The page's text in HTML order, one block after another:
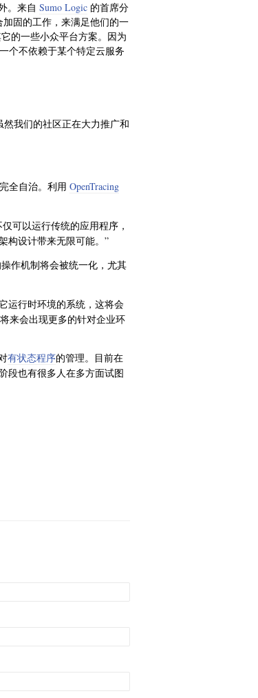
。来自 Sumo Logic 的首席分
固的工作，来满足他们的一
的一些小众平台方案。因为
个不依赖于某个特定云服务
然我们的社区正在大力推广和
全自治。利用 OpenTracing
可以运行传统的应用程序，
构设计带来无限可能。”
作机制将会被统一化，尤其
运行时环境的系统，这将会
来会出现更多的针对企业环
有状态程序的管理。目前在
段也有很多人在多方面试图